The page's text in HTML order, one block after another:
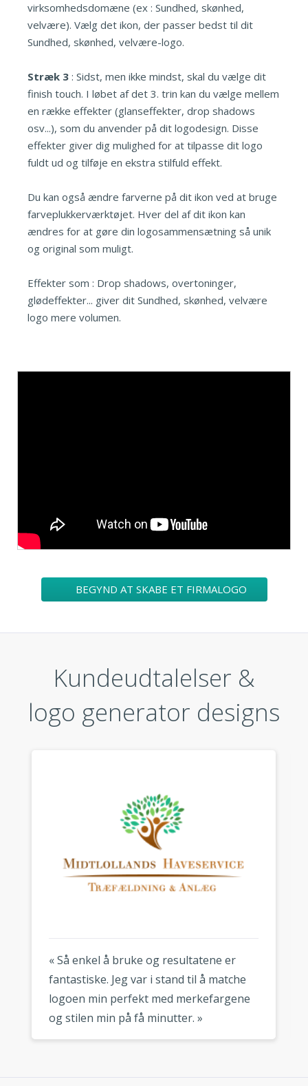
virksomhedsdomæne (ex : Sundhed, skønhed,
velvære). Vælg det ikon, der passer bedst til dit
Sundhed, skønhed, velvære-logo.
Stræk 3 : Sidst, men ikke mindst, skal du vælge dit
finish touch. I løbet af det 3. trin kan du vælge mellem
en række effekter (glanseffekter, drop shadows
osv...), som du anvender på dit logodesign. Disse
effekter giver dig mulighed for at tilpasse dit logo
fuldt ud og tilføje en ekstra stilfuld effekt.
Du kan også ændre farverne på dit ikon ved at bruge
farveplukkerværktøjet. Hver del af dit ikon kan
ændres for at gøre din logosammensætning så unik
og original som muligt.
Effekter som : Drop shadows, overtoninger,
glødeffekter... giver dit Sundhed, skønhed, velvære
logo mere volumen.
BEGYND AT SKABE ET FIRMALOGO
Kundeudtalelser &
logo generator designs
« Så enkel å bruke og resultatene er
fantastiske. Jeg var i stand til å matche
logoen min perfekt med merkefargene
og stilen min på få minutter. »